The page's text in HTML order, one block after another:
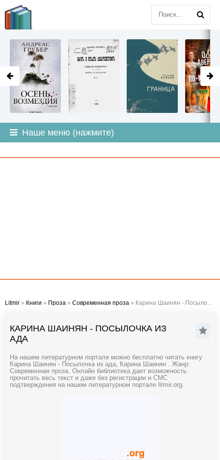
Наше меню (нажмите)
Litmir » Книги » Проза » Современная проза » Карина Шаинян - Посылочка из ада
КАРИНА ШАИНЯН - ПОСЫЛОЧКА ИЗ
АДА
На нашем литературном портале можно бесплатно читать книгу
Карина Шаинян - Посылочка из ада, Карина Шаинян . Жанр:
Современная проза. Онлайн библиотека дает возможность
прочитать весь текст и даже без регистрации и СМС
подтверждения на нашем литературном портале litmir.org.
LITMIR.ORG